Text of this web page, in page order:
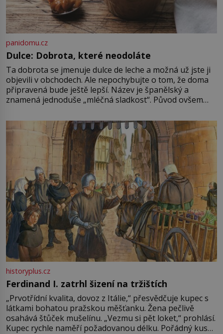
panidomu.cz
Dulce: Dobrota, které neodoláte
Ta dobrota se jmenuje dulce de leche a možná už jste ji
objevili v obchodech. Ale nepochybujte o tom, že doma
připravená bude ještě lepší. Název je španělský a
znamená jednoduše „mléčná sladkost“. Původ ovšem
pře hned několik latinskoamerických zemí a k tomu
Francie, kde se traduje,
historyplus.cz
Ferdinand I. zatrhl šizení na tržištích
„Prvotřídní kvalita, dovoz z Itálie,“ přesvědčuje kupec s
látkami bohatou pražskou měšťanku. Žena pečlivě
osahává štůček mušelínu. „Vezmu si pět loket,“ prohlásí.
Kupec rychle naměří požadovanou délku. Pořádný kus